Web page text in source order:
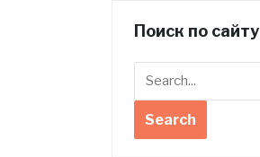
Поиск по сайту